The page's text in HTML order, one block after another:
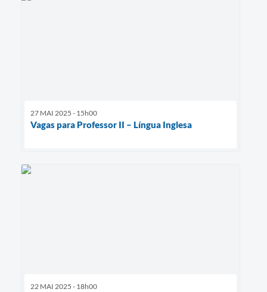
27 MAI 2025 - 15h00
Vagas para Professor II – Língua Inglesa
22 MAI 2025 - 18h00